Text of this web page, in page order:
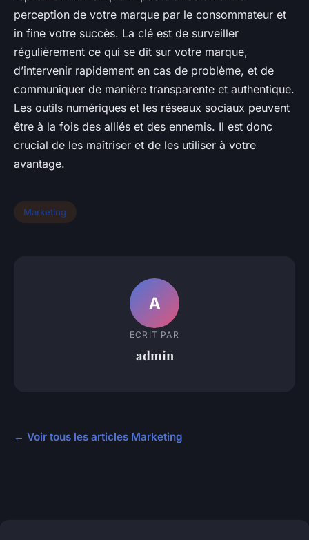
perception de votre marque par le consommateur et
in fine votre succès. La clé est de surveiller
régulièrement ce qui se dit sur votre marque,
d’intervenir rapidement en cas de problème, et de
communiquer de manière transparente et authentique.
Les outils numériques et les réseaux sociaux peuvent
être à la fois des alliés et des ennemis. Il est donc
crucial de les maîtriser et de les utiliser à votre
avantage.
Marketing
A
ECRIT PAR
admin
← Voir tous les articles Marketing